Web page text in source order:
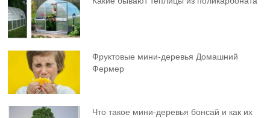
Фруктовыe мини-деревья Домашний
Фермер
Что такое мини-деревья бонсай и как их